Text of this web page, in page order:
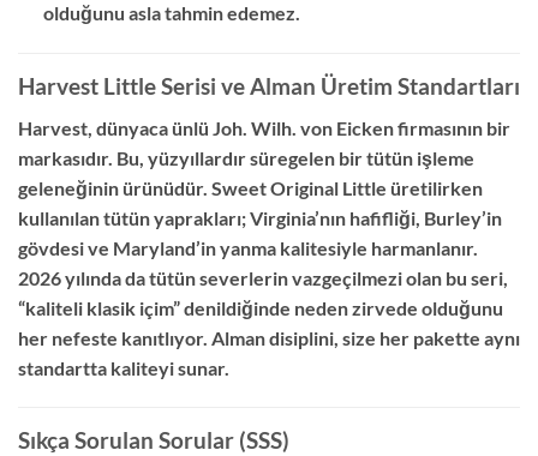
olduğunu asla tahmin edemez.
Harvest Little Serisi ve Alman Üretim Standartları
Harvest, dünyaca ünlü Joh. Wilh. von Eicken firmasının bir
markasıdır. Bu, yüzyıllardır süregelen bir tütün işleme
geleneğinin ürünüdür. Sweet Original Little üretilirken
kullanılan tütün yaprakları; Virginia’nın hafifliği, Burley’in
gövdesi ve Maryland’in yanma kalitesiyle harmanlanır.
2026 yılında da tütün severlerin vazgeçilmezi olan bu seri,
“kaliteli klasik içim” denildiğinde neden zirvede olduğunu
her nefeste kanıtlıyor. Alman disiplini, size her pakette aynı
standartta kaliteyi sunar.
Sıkça Sorulan Sorular (SSS)